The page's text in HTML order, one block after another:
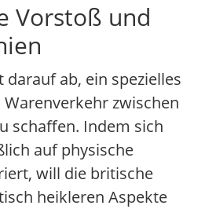
Vorstoß und
darauf ab, ein spezielles
zwischen
schaffen. Indem sich
auf physische
will die britische
heikleren Aspekte